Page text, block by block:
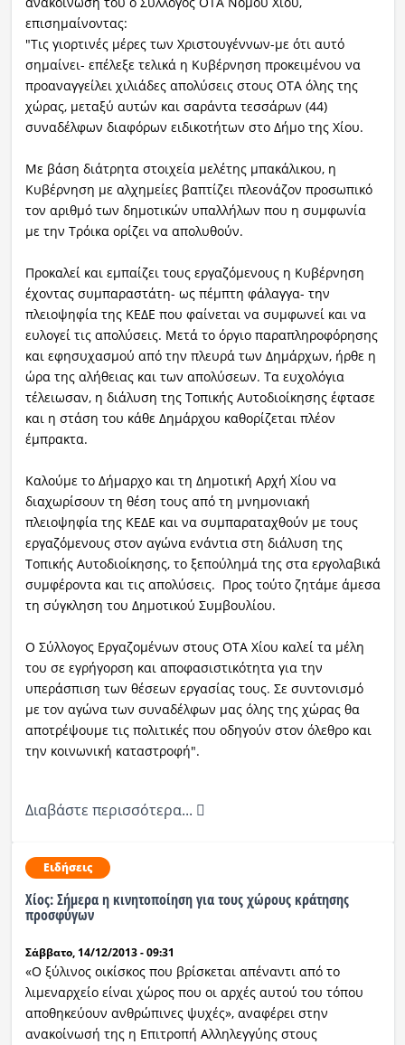
επισημαίνοντας:
"Τις γιορτινές μέρες των Χριστουγέννων-με ότι αυτό
σημαίνει- επέλεξε τελικά η Κυβέρνηση προκειμένου να
προαναγγείλει χιλιάδες απολύσεις στους ΟΤΑ όλης της
χώρας, μεταξύ αυτών και σαράντα τεσσάρων (44)
συναδέλφων διαφόρων ειδικοτήτων στο Δήμο της Χίου.
Με βάση διάτρητα στοιχεία μελέτης μπακάλικου, η
Κυβέρνηση με αλχημείες βαπτίζει πλεονάζον προσωπικό
τον αριθμό των δημοτικών υπαλλήλων που η συμφωνία
με την Τρόικα ορίζει να απολυθούν.
Προκαλεί και εμπαίζει τους εργαζόμενους η Κυβέρνηση
έχοντας συμπαραστάτη- ως πέμπτη φάλαγγα- την
πλειοψηφία της ΚΕΔΕ που φαίνεται να συμφωνεί και να
ευλογεί τις απολύσεις. Μετά το όργιο παραπληροφόρησης
και εφησυχασμού από την πλευρά των Δημάρχων, ήρθε η
ώρα της αλήθειας και των απολύσεων. Τα ευχολόγια
τέλειωσαν, η διάλυση της Τοπικής Αυτοδιοίκησης έφτασε
και η στάση του κάθε Δημάρχου καθορίζεται πλέον
έμπρακτα.
Καλούμε το Δήμαρχο και τη Δημοτική Αρχή Χίου να
διαχωρίσουν τη θέση τους από τη μνημονιακή
πλειοψηφία της ΚΕΔΕ και να συμπαραταχθούν με τους
εργαζόμενους στον αγώνα ενάντια στη διάλυση της
Τοπικής Αυτοδιοίκησης, το ξεπούλημά της στα εργολαβικά
συμφέροντα και τις απολύσεις. Προς τούτο ζητάμε άμεσα
τη σύγκληση του Δημοτικού Συμβουλίου.
Ο Σύλλογος Εργαζομένων στους ΟΤΑ Χίου καλεί τα μέλη
του σε εγρήγορση και αποφασιστικότητα για την
υπεράσπιση των θέσεων εργασίας τους. Σε συντονισμό
με τον αγώνα των συναδέλφων μας όλης της χώρας θα
αποτρέψουμε τις πολιτικές που οδηγούν στον όλεθρο και
την κοινωνική καταστροφή".
Διαβάστε περισσότερα...
Ειδήσεις
Xίος: Σήμερα η κινητοποίηση για τους χώρους κράτησης
προσφύγων
Σάββατο, 14/12/2013 - 09:31
«Ο ξύλινος οικίσκος που βρίσκεται απέναντι από το
λιμεναρχείο είναι χώρος που οι αρχές αυτού του τόπου
αποθηκεύουν ανθρώπινες ψυχές», αναφέρει στην
ανακοίνωσή της η Επιτροπή Αλληλεγγύης στους